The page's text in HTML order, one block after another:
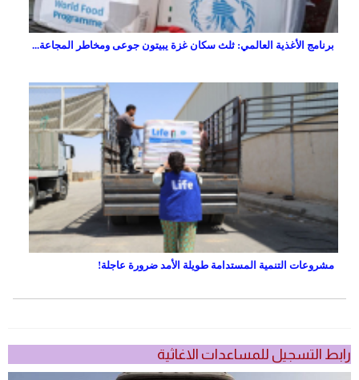
برنامج الأغذية العالمي: ثلث سكان غزة يبيتون جوعى ومخاطر المجاعة...
مشروعات التنمية المستدامة طويلة الأمد ضرورة عاجلة!
رابط التسجيل للمساعدات الاغاثية